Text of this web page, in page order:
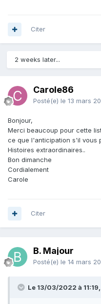
Citer
2 weeks later...
Carole86
Posté(e) le 13 mars
Bonjour,
Merci beaucoup pour cette
ce que l'anticipation s'il vous
Histoires extraordinaires..
Bon dimanche
Cordialement
Carole
Citer
B. Majour
Posté(e) le 14 mars
Le 13/03/2022 à